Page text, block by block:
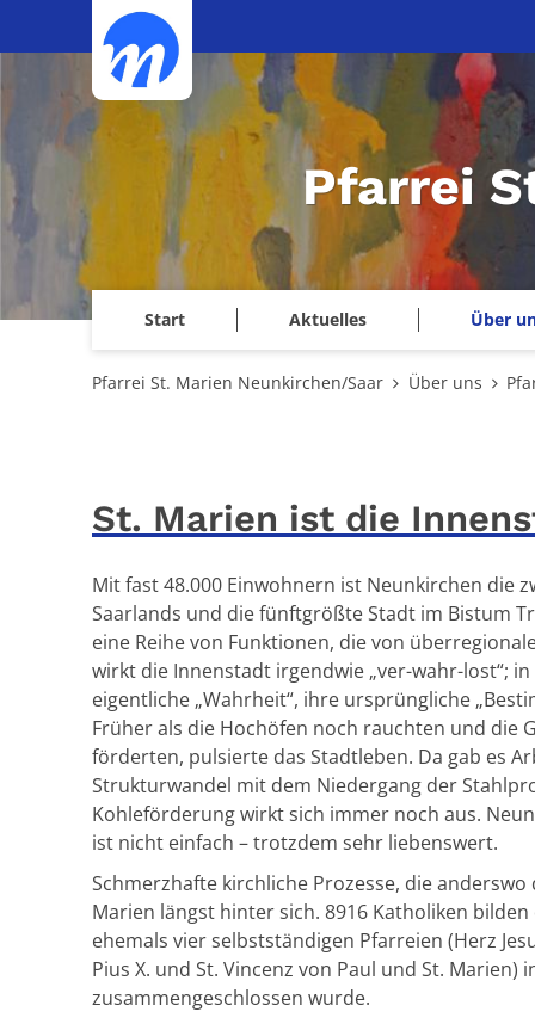
Zum Inhalt springen
Pfarrei
Start Aktuelles Über
Pfarrei St. Marien Neunkirchen/Saar Über uns
St. Marien ist die
Mit fast 48.000 Einwohnern ist Neunkirchen die
Saarlands und die fünftgrößte Stadt im Bistum
eine Reihe von Funktionen, die von
wirkt die Innenstadt irgendwie „ver-wahr-lost“;
eigentliche „Wahrheit“, ihre ursprüngliche
Früher als die Hochöfen noch rauchten und die
förderten, pulsierte das Stadtleben. Da gab es
Strukturwandel mit dem Niedergang der
Kohleförderung wirkt sich immer noch aus.
ist nicht einfach – trotzdem sehr liebenswert.
Schmerzhafte kirchliche Prozesse, die
Marien längst hinter sich. 8916 Katholiken
ehemals vier selbstständigen Pfarreien (Herz
Pius X. und St. Vincenz von Paul und St. Marien)
zusammengeschlossen wurde.